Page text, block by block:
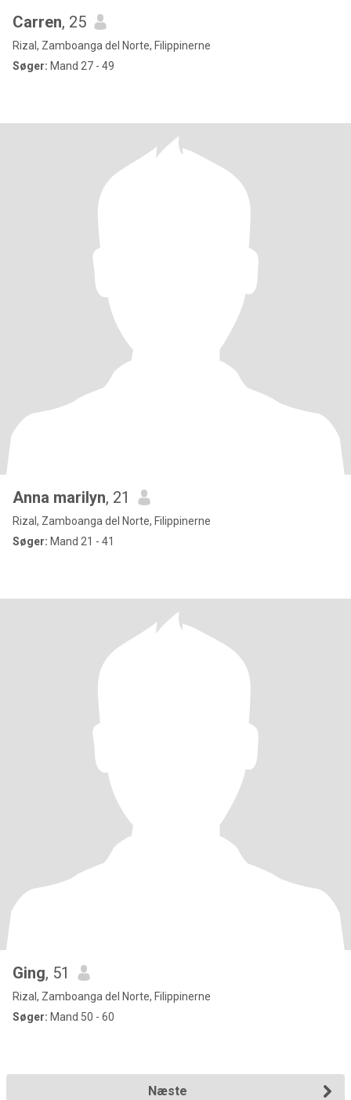
Carren, 25
Rizal, Zamboanga del Norte, Filippinerne
Søger: Mand 27 - 49
Anna marilyn, 21
Rizal, Zamboanga del Norte, Filippinerne
Søger: Mand 21 - 41
Ging, 51
Rizal, Zamboanga del Norte, Filippinerne
Søger: Mand 50 - 60
Næste